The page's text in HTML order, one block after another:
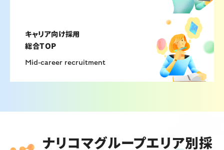
キャリア向け採用
総合TOP
Mid-career recruitment
ナリコマグループエリア別採